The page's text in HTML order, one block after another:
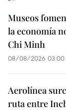
Museos
la economía
Chi Minh
08/08/2026 03:00
Aerolínea
ruta entre